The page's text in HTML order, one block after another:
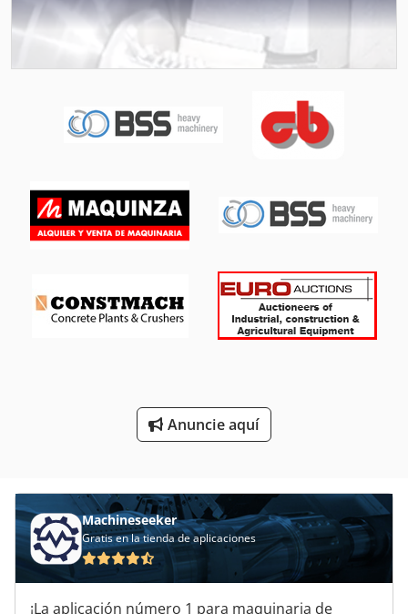
Rodillos De Ajuste
Rodillos De Apoyo
Rodillos De Bordón
Rodillos De Campo
Rodillos De Corte
Rodillos De Laminación
Rodillos De TransporteAnuncie aquí
Machineseeker
Gratis en la tienda de aplicaciones
¡La aplicación número 1 para maquinaria de